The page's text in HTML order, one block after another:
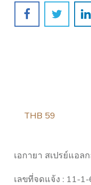
THB 59
เอกายา สเปรย์แอ
เลขที่จดแจ้ง : 11-